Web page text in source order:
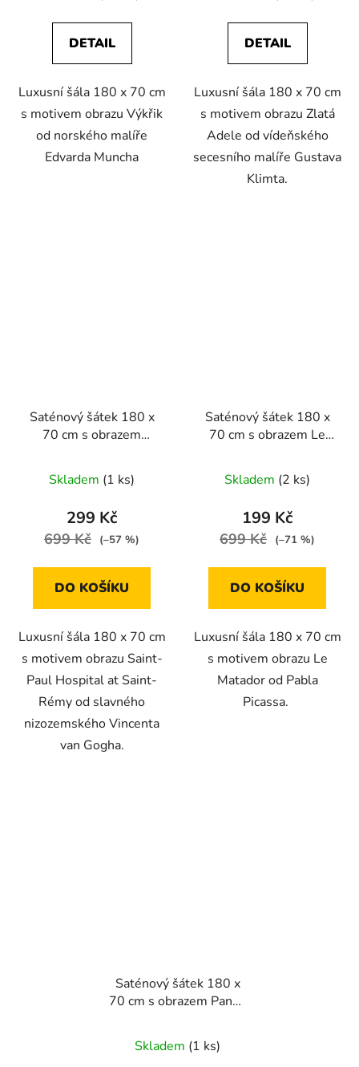
DETAIL
Luxusní šála 180 x 70 cm
s motivem obrazu Výkřik
od norského malíře
Edvarda Muncha
DETAIL
Luxusní šála 180 x 70 cm
s motivem obrazu Zlatá
Adele od vídeňského
secesního malíře Gustava
Klimta.
Saténový šátek 180 x
70 cm s obrazem
HOSPITAL AT SAINT-
RÉMY od van Gogha
Skladem (1 ks)
299 Kč
699 Kč (–57 %)
DO KOŠÍKU
Luxusní šála 180 x 70 cm
s motivem obrazu Saint-
Paul Hospital at Saint-
Rémy od slavného
nizozemského Vincenta
van Gogha.
Saténový šátek 180 x
70 cm s obrazem Le
Picassa
Skladem (2 ks)
199 Kč
699 Kč (–71 %)
DO KOŠÍKU
Luxusní šála 180 x 70 cm
s motivem obrazu Le
Matador od Pabla
Picassa.
Saténový šátek 180 x
70 cm s obrazem Panny
Skladem (1 ks)